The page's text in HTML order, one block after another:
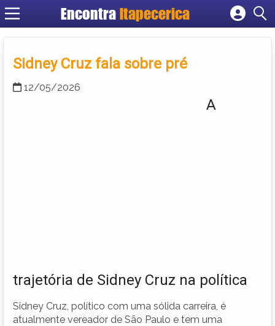
Encontra Itapecerica
Cadastrar empresa
Criar conta
Sidney Cruz fala sobre pré
12/05/2026
A
trajetória de Sidney Cruz na política
Sidney Cruz, político com uma sólida carreira, é
atualmente vereador de São Paulo e tem uma